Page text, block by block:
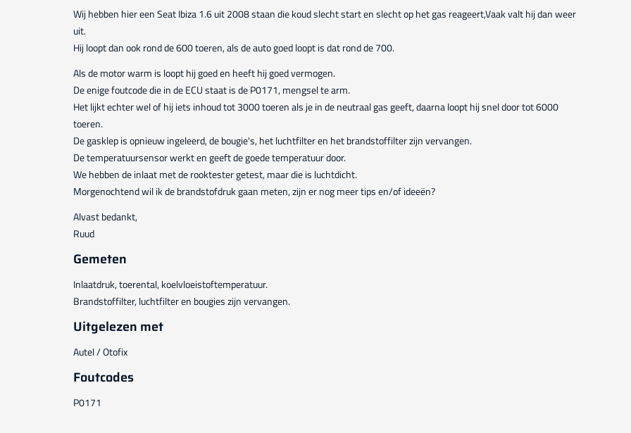
Wij hebben hier een Seat Ibiza 1.6 uit 2008 staan die koud slecht start en slecht op het gas reageert,Vaak valt hij dan weer
uit.
Hij loopt dan ook rond de 600 toeren, als de auto goed loopt is dat rond de 700.
Als de motor warm is loopt hij goed en heeft hij goed vermogen.
De enige foutcode die in de ECU staat is de P0171, mengsel te arm.
Het lijkt echter wel of hij iets inhoud tot 3000 toeren als je in de neutraal gas geeft, daarna loopt hij snel door tot 6000
toeren.
De gasklep is opnieuw ingeleerd, de bougie's, het luchtfilter en het brandstoffilter zijn vervangen.
De temperatuursensor werkt en geeft de goede temperatuur door.
We hebben de inlaat met de rooktester getest, maar die is luchtdicht.
Morgenochtend wil ik de brandstofdruk gaan meten, zijn er nog meer tips en/of ideeën?
Alvast bedankt,
Ruud
Gemeten
Inlaatdruk, toerental, koelvloeistoftemperatuur.
Brandstoffilter, luchtfilter en bougies zijn vervangen.
Uitgelezen met
Autel / Otofix
Foutcodes
P0171